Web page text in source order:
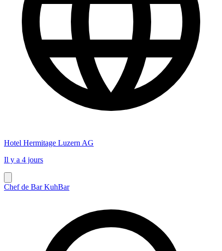
Hotel Hermitage Luzern AG
Il y a 4 jours
Chef de Bar KuhBar